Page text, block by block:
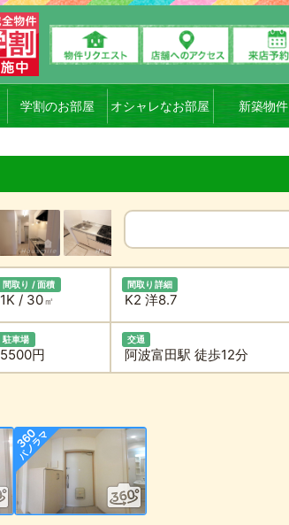
学割のお部屋 オシャレなお部屋 新築物件
間取り / 面積
1K / 30㎡
間取り詳細
K2 洋8.7
駐車場
5500円
交通
阿波富田駅 徒歩12分